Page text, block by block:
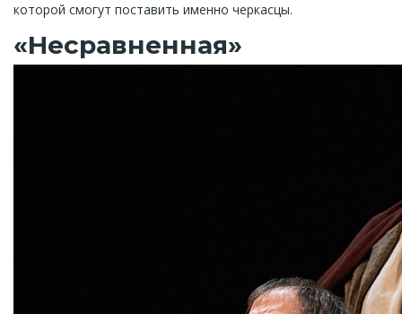
которой смогут поставить именно черкасцы.
«Несравненная»